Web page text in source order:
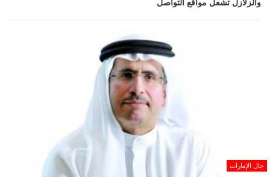
والزلازل تشعل مواقع التواصل
حال الإمارات